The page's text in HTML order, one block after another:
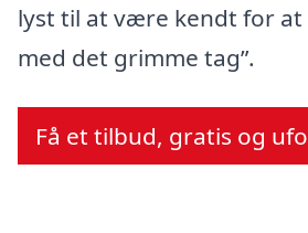
lyst til at være kendt for at
med det grimme tag”.
Få et tilbud, gratis og